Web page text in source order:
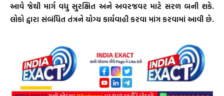
આવે જેથી માર્ગ વધુ સુરક્ષિત અને અવરજવર માટે સરળ બની શકે.
લોકો દ્વારા સંબંધિત તંત્રને યોગ્ય કાર્યવાહી કરવા માંગ કરવામાં આવી છે.